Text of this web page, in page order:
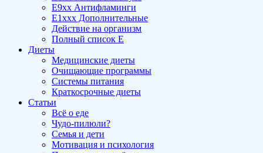
E9xx Антифламинги
E1xxx Дополнительные
Действие на организм
Полный список E
Диеты
Медицинские диеты
Очищающие программы
Системы питания
Краткосрочные диеты
Статьи
Всё о еде
Чудо-пилюли?
Семья и дети
Мотивация и психология